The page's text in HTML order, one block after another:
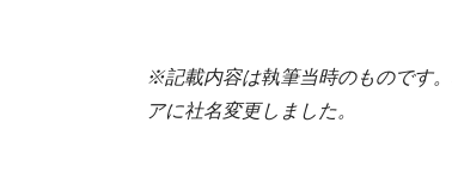
※記載内容は執筆当時のものです
アに社名変更しました。